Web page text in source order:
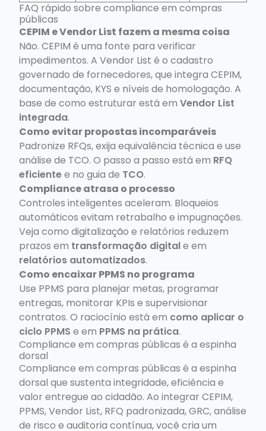
FAQ rápido sobre compliance em compras
públicas
CEPIM e Vendor List fazem a mesma coisa
Não. CEPIM é uma fonte para verificar
impedimentos. A Vendor List é o cadastro
governado de fornecedores, que integra CEPIM,
documentação, KYS e níveis de homologação. A
base de como estruturar está em Vendor List
integrada.
Como evitar propostas incomparáveis
Padronize RFQs, exija equivalência técnica e use
análise de TCO. O passo a passo está em RFQ
eficientee no guia de TCO.
Compliance atrasa o processo
Controles inteligentes aceleram. Bloqueios
automáticos evitam retrabalho e impugnações.
Veja como digitalização e relatórios reduzem
prazos em transformação digitale em
relatórios automatizados.
Como encaixar PPMS no programa
Use PPMS para planejar metas, programar
entregas, monitorar KPIs e supervisionar
contratos. O raciocínio está em como aplicar o
ciclo PPMS e em PPMS na prática.
Compliance em compras públicas é a espinha
dorsal
Compliance em compras públicas é a espinha
dorsal que sustenta integridade, eficiência e
valor entregue ao cidadão. Ao integrar CEPIM,
PPMS, Vendor List, RFQ padronizada, GRC, análise
de risco e auditoria contínua, você cria um